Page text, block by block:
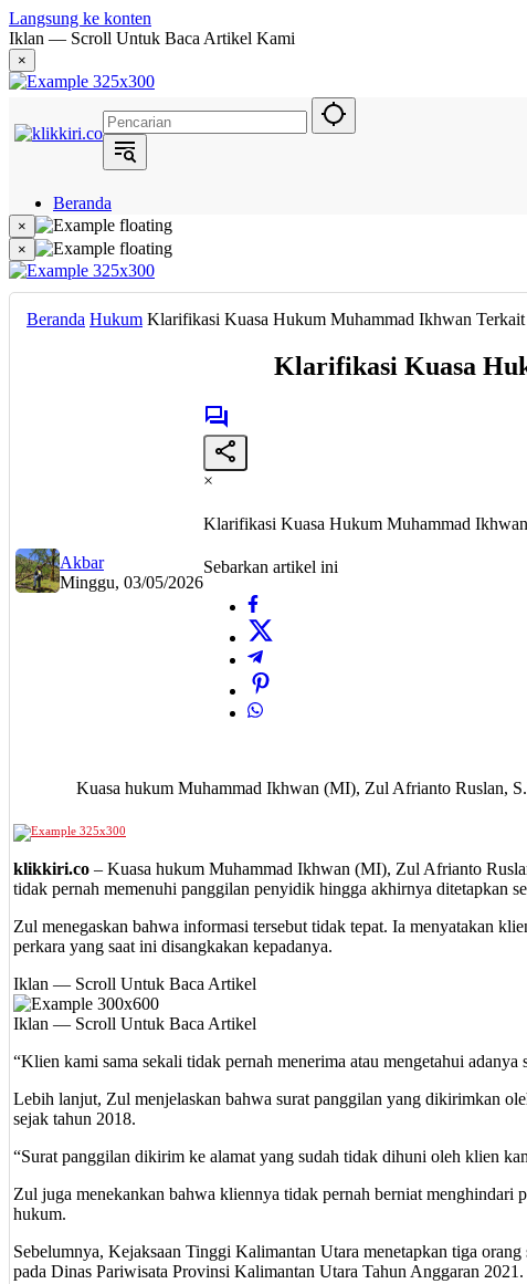
Langsung ke konten
Iklan — Scroll Untuk Baca Artikel Kami
×
Beranda
Hukum
Berita
Politik
Narasi
Metropolis
×
×
Beranda Hukum Klarifikasi Kuasa Hukum Muhammad Ikhwan
Klarifikasi Kuasa
Akbar
Minggu, 03/05/2026
×
Klarifikasi Kuasa Hukum Muhammad
Sebarkan artikel ini
Kuasa hukum Muhammad Ikhwan (MI), Zul Afrianto Ruslan,
klikkiri.co – Kuasa hukum Muhammad Ikhwan (MI), Zul Afrianto
tidak pernah memenuhi panggilan penyidik hingga akhirnya ditetapkan
Zul menegaskan bahwa informasi tersebut tidak tepat. Ia menyatakan
perkara yang saat ini disangkakan kepadanya.
Iklan — Scroll Untuk Baca Artikel
Iklan — Scroll Untuk Baca Artikel
“Klien kami sama sekali tidak pernah menerima atau mengetahui
Lebih lanjut, Zul menjelaskan bahwa surat panggilan yang dikirimkan
sejak tahun 2018.
“Surat panggilan dikirim ke alamat yang sudah tidak dihuni oleh klien
Zul juga menekankan bahwa kliennya tidak pernah berniat menghindari
hukum.
Sebelumnya, Kejaksaan Tinggi Kalimantan Utara menetapkan tiga
pada Dinas Pariwisata Provinsi Kalimantan Utara Tahun Anggaran 2021.